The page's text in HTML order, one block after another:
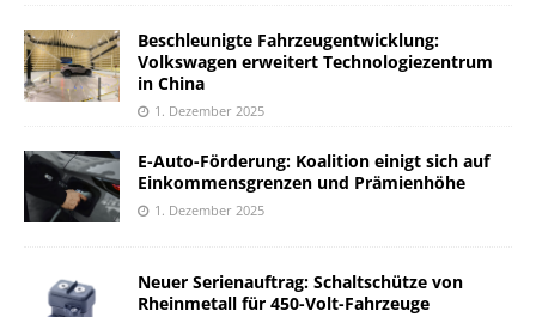
Beschleunigte Fahrzeugentwicklung:
Volkswagen erweitert Technologiezentrum
in China
1. Dezember 2025
E-Auto-Förderung: Koalition einigt sich auf
Einkommensgrenzen und Prämienhöhe
1. Dezember 2025
Neuer Serienauftrag: Schaltschütze von
Rheinmetall für 450-Volt-Fahrzeuge